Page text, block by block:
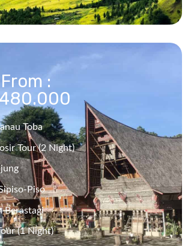
:
Toba
Tour (2 Night)
Piso
Berastagi
(1 Night)